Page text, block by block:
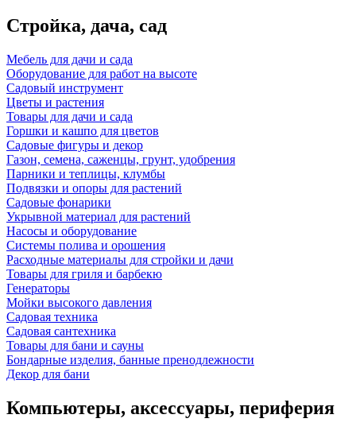
Стройка, дача, сад
Мебель для дачи и сада
Оборудование для работ на высоте
Садовый инструмент
Цветы и растения
Товары для дачи и сада
Горшки и кашпо для цветов
Садовые фигуры и декор
Газон, семена, саженцы, грунт, удобрения
Парники и теплицы, клумбы
Подвязки и опоры для растений
Садовые фонарики
Укрывной материал для растений
Насосы и оборудование
Системы полива и орошения
Расходные материалы для стройки и дачи
Товары для гриля и барбекю
Генераторы
Мойки высокого давления
Садовая техника
Садовая сантехника
Товары для бани и сауны
Бондарные изделия, банные пренодлежности
Декор для бани
Компьютеры, аксессуары, периферия